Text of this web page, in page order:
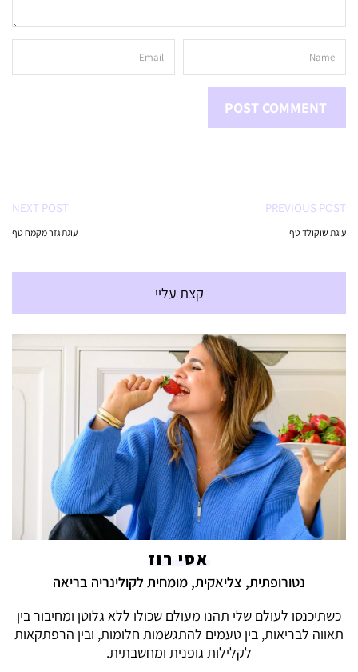
PREVIOUS POST
עוגת שוקולד טף
NEXT POST
עוגת גזר מקמח טף
קצת עליי
אסי רוז
נטורופתית, צליאקית, מומחית לקולינריה בריאה
כשתיכנסו לעולם שלי תהנו מעולם שכולו ללא גלוטן ומחיבור בין
תאווה לבריאות, בין טעמים להתגשמות חלומות, ובין הרפתקאות
לקלילות גופנית ומחשבתית.